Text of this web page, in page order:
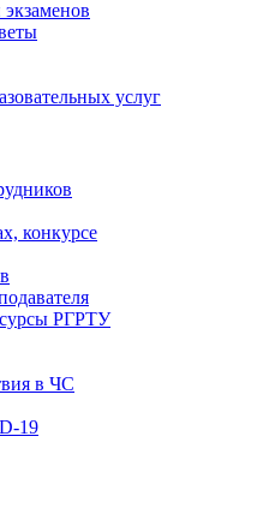
экзаменов
услуг
конкурсе
РГРТУ
в ЧС
19